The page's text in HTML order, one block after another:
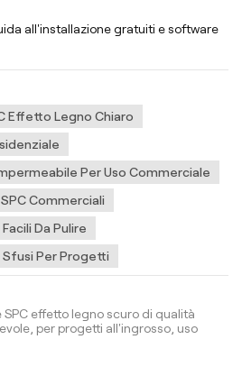
all'installazione gratuiti e software
Effetto Legno Chiaro
Per Uso Commerciale
Commerciali
Da Pulire
Sfusi Per Progetti
SPC effetto legno scuro di qualità
per progetti all'ingrosso, uso